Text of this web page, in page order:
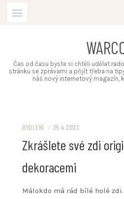
Čas od času byste si chtěli udělat
stránku se zprávami a přijít třeba na
náš nový internetový magazín,
BYDLENÍ / 25.4.2023
Zkrášlete své zdi
dekoracemi
Málokdo má rád bílé holé